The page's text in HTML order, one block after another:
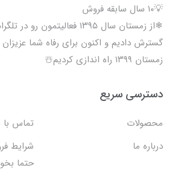
💡۱۰ سال سابقه فروش
❄از زمستان سال ۱۳۹۵ فعالیتمون
گسترش دادیم و اکنون برای رفاه شما
زمستان ۱۳۹۹ راه اندازی کردیم☃️
دسترسی سریع
محصولات
تماس با
درباره ما
شرایط
حتما